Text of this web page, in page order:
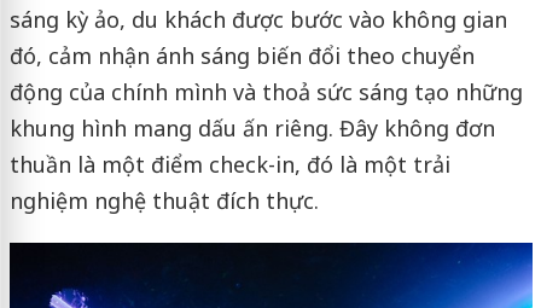
sáng kỳ ảo, du khách được bước vào không gian
đó, cảm nhận ánh sáng biến đổi theo chuyển
động của chính mình và thoả sức sáng tạo những
khung hình mang dấu ấn riêng. Đây không đơn
thuần là một điểm check-in, đó là một trải
nghiệm nghệ thuật đích thực.